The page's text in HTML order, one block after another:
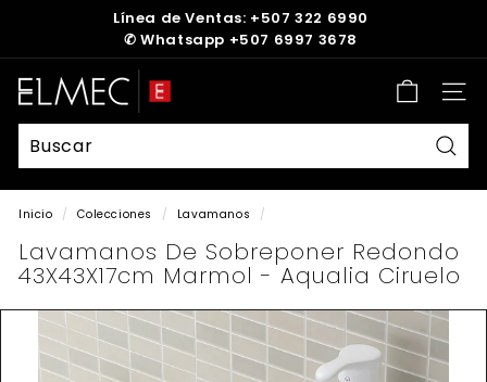
diapositivas
pausa
Línea de Ventas: +507 322 6990
✆ Whatsapp +507 6997 3678
E
L
M
E
C
Inicio / Colecciones / Lavamanos /
Lavamanos De Sobreponer Redondo
43X43X17cm Marmol - Aqualia Ciruelo